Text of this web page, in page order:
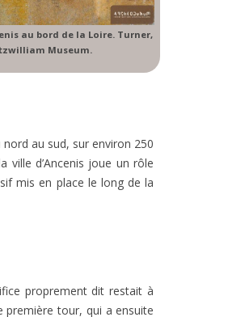
au bord de la Loire. Turner,
Museum.
au sud, sur environ 250
d’Ancenis joue un rôle
mis en place le long de la
proprement dit restait à
première tour, qui a ensuite